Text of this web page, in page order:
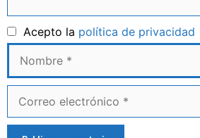
Acepto la política de privacidad